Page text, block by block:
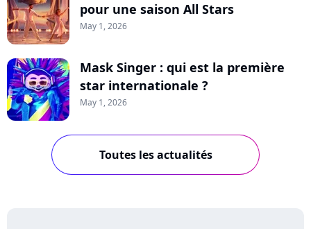
pour une saison All Stars
May 1, 2026
Mask Singer : qui est la première
star internationale ?
May 1, 2026
Toutes les actualités